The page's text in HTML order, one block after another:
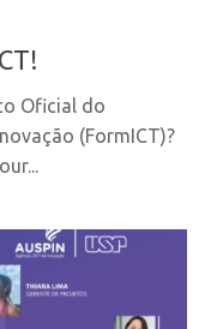
Oficial do
(FormICT)?